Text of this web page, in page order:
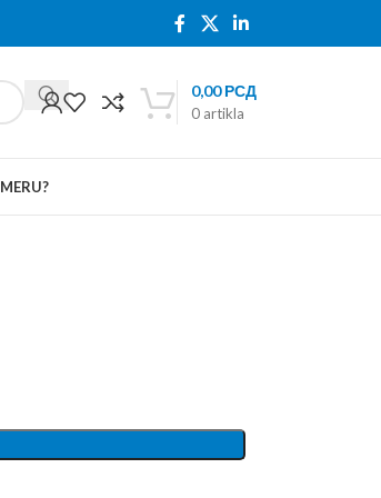
0 artikla
0,00РСД